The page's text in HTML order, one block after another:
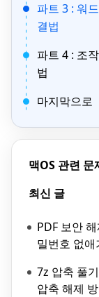
파트 3 : 워
결법
파트 4 : 조
법
마지막으로
맥OS 관련 문
최신 글
PDF 보안
밀번호 없애
7z 압축 풀
압축 해제